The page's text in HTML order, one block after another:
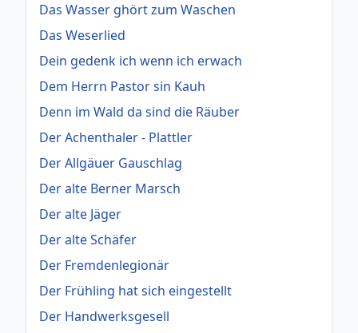
Das Wasser ghört zum Waschen
Das Weserlied
Dein gedenk ich wenn ich erwach
Dem Herrn Pastor sin Kauh
Denn im Wald da sind die Räuber
Der Achenthaler - Plattler
Der Allgäuer Gauschlag
Der alte Berner Marsch
Der alte Jäger
Der alte Schäfer
Der Fremdenlegionär
Der Frühling hat sich eingestellt
Der Handwerksgesell